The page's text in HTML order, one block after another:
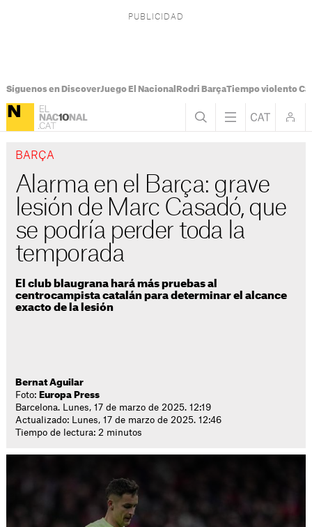
Síguenos en DiscoverJuego El Nacional Rodri BarçaTiempo violento
BARÇA
Alarma en el Barça: grave
lesión de Marc Casadó, que
se podría perder toda la
temporada
El club blaugrana hará más pruebas al
centrocampista catalán para determinar el alcance
exacto de la lesión
Bernat Aguilar
Foto: Europa Press
Barcelona. Lunes, 17 de marzo de 2025. 12:19
Actualizado: Lunes, 17 de marzo de 2025. 12:46
Tiempo de lectura: 2 minutos